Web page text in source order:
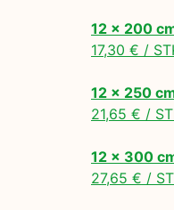
12 x 200
17,30 € /
12 x 250
21,65 € /
12 x 300
27,65 € /